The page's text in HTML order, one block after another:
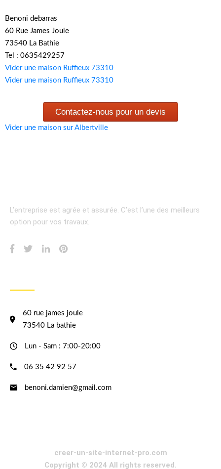
Benoni debarras
60 Rue James Joule
73540 La Bathie
Tel : 0635429257
Vider une maison Ruffieux 73310
Vider une maison Ruffieux 73310
Contactez-nous pour un devis
Vider une maison sur Albertville
L’entreprise est agrée et assurée. C’est l’une des meilleurs
option pour vos travaux.
60 rue james joule
73540 La bathie
Lun - Sam : 7:00-20:00
06 35 42 92 57
benoni.damien@gmail.com
creer-un-site-internet-pro.com
Copyright © 2024 All rights reserved.